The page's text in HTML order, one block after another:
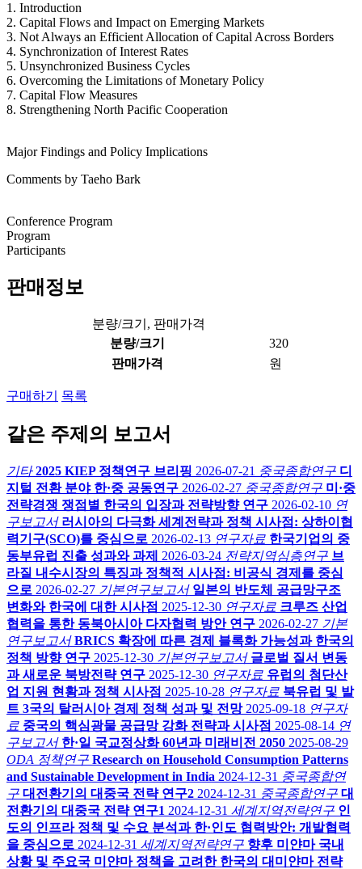
1. Introduction
2. Capital Flows and Impact on Emerging Markets
3. Not Always an Efficient Allocation of Capital Across Borders
4. Synchronization of Interest Rates
5. Unsynchronized Business Cycles
6. Overcoming the Limitations of Monetary Policy
7. Capital Flow Measures
8. Strengthening North Pacific Cooperation
Major Findings and Policy Implications
Comments by Taeho Bark
Conference Program
Program
Participants
판매정보
분량/크기, 판매가격
분량/크기
320
판매가격
원
구매하기 목록
같은 주제의 보고서
기타 2025 KIEP 정책연구 브리핑 2026-07-21 중국종합연구 디
지털 전환 분야 한·중 공동연구 2026-02-27 중국종합연구 미·중
전략경쟁 쟁점별 한국의 입장과 전략방향 연구 2026-02-10 연
구보고서 러시아의 다극화 세계전략과 정책 시사점: 상하이협
력기구(SCO)를 중심으로 2026-02-13 연구자료 한국기업의 중
동부유럽 진출 성과와 과제
2026-03-24 전략지역심층연구 브
라질 내수시장의 특징과 정책적 시사점: 비공식 경제를 중심
으로 2026-02-27 기본연구보고서 일본의 반도체 공급망구조
변화와 한국에 대한 시사점 2025-12-30 연구자료 크루즈 산업
협력을 통한 동북아시아 다자협력 방안 연구 2026-02-27 기본
연구보고서 BRICS 확장에 따른 경제 블록화 가능성과 한국의
정책 방향 연구 2025-12-30 기본연구보고서 글로벌 질서 변동
과 새로운 북방전략 연구 2025-12-30 연구자료 유럽의 첨단산
업 지원 현황과 정책 시사점 2025-10-28 연구자료 북유럽 및 발
트 3국의 탈러시아 경제 정책 성과 및 전망 2025-09-18 연구자
료 중국의 핵심광물 공급망 강화 전략과 시사점 2025-08-14 연
구보고서 한·일 국교정상화 60년과 미래비전 2050 2025-08-29
ODA 정책연구 Research on Household Consumption Patterns
and Sustainable Development in India 2024-12-31 중국종합연
구 대전환기의 대중국 전략 연구2 2024-12-31 중국종합연구 대
전환기의 대중국 전략 연구1 2024-12-31 세계지역전략연구 인
도의 인프라 정책 및 수요 분석과 한·인도 협력방안: 개발협력
을 중심으로 2024-12-31 세계지역전략연구 향후 미얀마 국내
상황 및 주요국 미얀마 정책을 고려한 한국의 대미얀마 전략